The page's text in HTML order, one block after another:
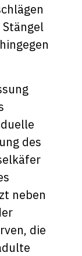
des
neben
die